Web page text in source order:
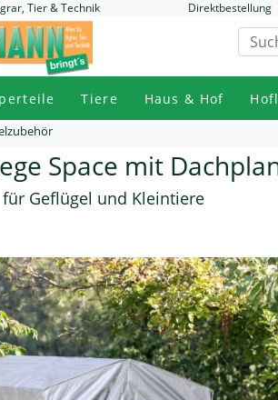
Tier & Technik Direktbestellung
Tiere Haus & Hof
Space mit
für Geflügel und Kleintiere